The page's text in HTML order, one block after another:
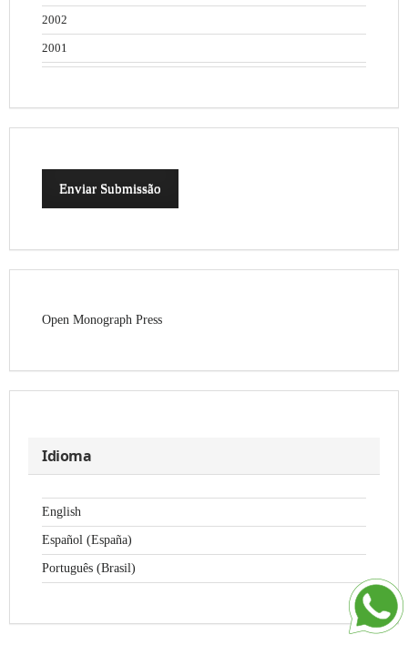
2002
2001
Enviar Submissão
Open Monograph Press
Idioma
English
Español (España)
Português (Brasil)